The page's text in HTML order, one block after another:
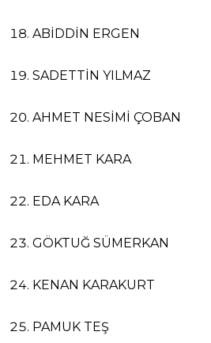
ABİDDİN ERGEN
SADETTİN YILMAZ
AHMET NESİMİ ÇOBAN
MEHMET KARA
EDA KARA
GÖKTUĞ SÜMERKAN
KENAN KARAKURT
PAMUK TEŞ